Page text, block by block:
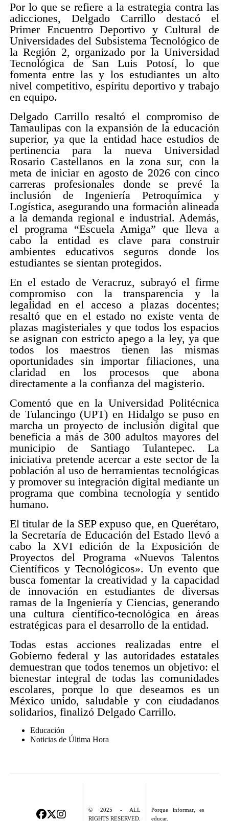
Por lo que se refiere a la estrategia contra las
adicciones, Delgado Carrillo destacó el
Primer Encuentro Deportivo y Cultural de
Universidades del Subsistema Tecnológico de
la Región 2, organizado por la Universidad
Tecnológica de San Luis Potosí, lo que
fomenta entre las y los estudiantes un alto
nivel competitivo, espíritu deportivo y trabajo
en equipo.
Delgado Carrillo resaltó el compromiso de
Tamaulipas con la expansión de la educación
superior, ya que la entidad hace estudios de
pertinencia para la nueva Universidad
Rosario Castellanos en la zona sur, con la
meta de iniciar en agosto de 2026 con cinco
carreras profesionales donde se prevé la
inclusión de Ingeniería Petroquímica y
Logística, asegurando una formación alineada
a la demanda regional e industrial. Además,
el programa “Escuela Amiga” que lleva a
cabo la entidad es clave para construir
ambientes educativos seguros donde los
estudiantes se sientan protegidos.
En el estado de Veracruz, subrayó el firme
compromiso con la transparencia y la
legalidad en el acceso a plazas docentes;
resaltó que en el estado no existe venta de
plazas magisteriales y que todos los espacios
se asignan con estricto apego a la ley, ya que
todos los maestros tienen las mismas
oportunidades sin importar filiaciones, una
claridad en los procesos que abona
directamente a la confianza del magisterio.
Comentó que en la Universidad Politécnica
de Tulancingo (UPT) en Hidalgo se puso en
marcha un proyecto de inclusión digital que
beneficia a más de 300 adultos mayores del
municipio de Santiago Tulantepec. La
iniciativa pretende acercar a este sector de la
población al uso de herramientas tecnológicas
y promover su integración digital mediante un
programa que combina tecnología y sentido
humano.
El titular de la SEP expuso que, en Querétaro,
la Secretaría de Educación del Estado llevó a
cabo la XVI edición de la Exposición de
Proyectos del Programa «Nuevos Talentos
Científicos y Tecnológicos». Un evento que
busca fomentar la creatividad y la capacidad
de innovación en estudiantes de diversas
ramas de la Ingeniería y Ciencias, generando
una cultura científico-tecnológica en áreas
estratégicas para el desarrollo de la entidad.
Todas estas acciones realizadas entre el
Gobierno federal y las autoridades estatales
demuestran que todos tenemos un objetivo: el
bienestar integral de todas las comunidades
escolares, porque lo que deseamos es un
México unido, saludable y con ciudadanos
solidarios, finalizó Delgado Carrillo.
Educación
Noticias de Última Hora
© 2025 - ALL
RIGHTS RESERVED.
Porque informar, es
educar.